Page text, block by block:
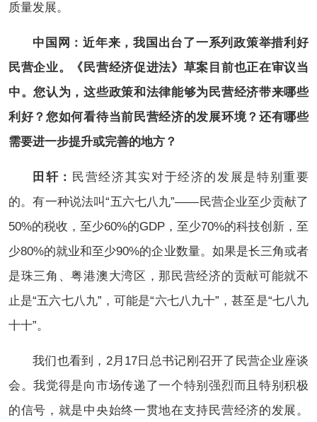
质量发展。
中国网：近年来，我国出台了一系列政策举措利好
民营企业。《民营经济促进法》草案目前也正在审议当
中。您认为，这些政策和法律能够为民营经济带来哪些
利好？您如何看待当前民营经济的发展环境？还有哪些
需要进一步提升或完善的地方？
田轩： 民营经济其实对于经济的发展是特别重要
的。有一种说法叫“五六七八九”——民营企业至少贡献了
50%的税收，至少60%的GDP，至少70%的科技创新，至
少80%的就业和至少90%的企业数量。如果是长三角或者
是珠三角、粤港澳大湾区，那民营经济的贡献可能就不
止是“五六七八九”，可能是“六七八九十”，甚至是“七八九
十十”。
我们也看到，2月17日总书记刚召开了民营企业座谈
会。我觉得是向市场传递了一个特别强烈而且特别积极
的信号，就是中央始终一贯地在支持民营经济的发展。